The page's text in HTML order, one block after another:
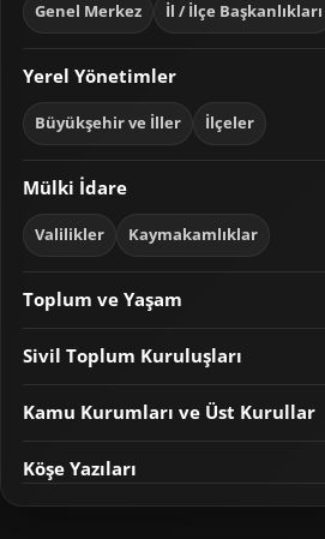
Genel Merkez İl / İlçe Başkanlıkları
Yerel Yönetimler
Büyükşehir ve İller İlçeler
Mülki İdare
Valilikler Kaymakamlıklar
Toplum ve Yaşam
Sivil Toplum Kuruluşları
Kamu Kurumları ve Üst Kurullar
Köşe Yazıları